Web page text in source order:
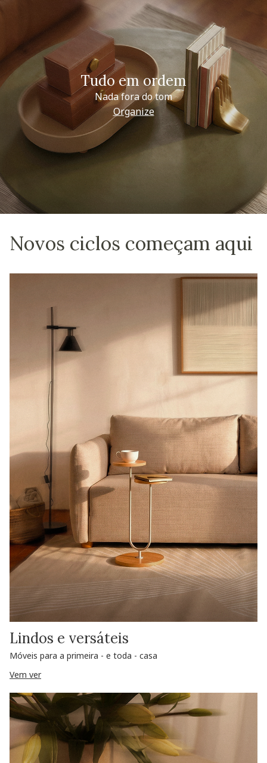
Tudo em ordem
Nada fora do tom
Organize
Novos ciclos começam aqui
Lindos e versáteis
Móveis para a primeira - e toda - casa
Vem ver